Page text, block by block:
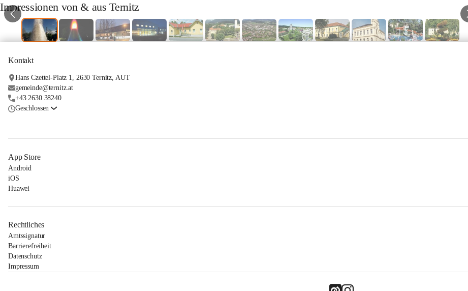
Impressionen von & aus Ternitz
Kontakt
Hans Czettel-Platz 1, 2630 Ternitz, AUT
gemeinde@ternitz.at
+43 2630 38240
Geschlossen
App Store
Android
iOS
Huawei
Rechtliches
Amtssignatur
Barrierefreiheit
Datenschutz
Impressum